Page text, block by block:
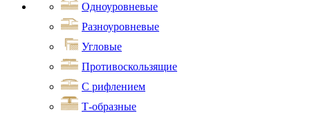
Одноуровневые
Разноуровневые
Угловые
Противоскользящие
С рифлением
Т-образные